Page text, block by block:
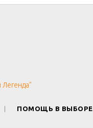
ПОМОЩЬ В ВЫБОРЕ